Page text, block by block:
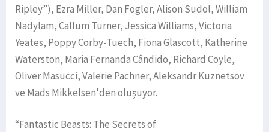
Ripley”), Ezra Miller, Dan Fogler, Alison Sudol, William
Nadylam, Callum Turner, Jessica Williams, Victoria
Yeates, Poppy Corby-Tuech, Fiona Glascott, Katherine
Waterston, Maria Fernanda Cândido, Richard Coyle,
Oliver Masucci, Valerie Pachner, Aleksandr Kuznetsov
ve Mads Mikkelsen'den oluşuyor.
“Fantastic Beasts: The Secrets of